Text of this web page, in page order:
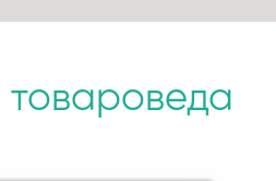
товароведа